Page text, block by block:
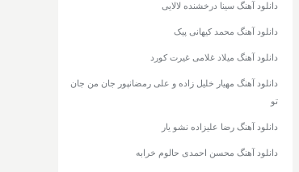
دانلود آهنگ سینا درخشنده لالایی
دانلود آهنگ محمد کیهانی پیک
دانلود آهنگ میلاد غلامی غیرت کورد
دانلود آهنگ مهیار خلیل زاده و علی رمضانپور جان من جان
تو
دانلود آهنگ رضا علیزاده نشو یار
دانلود آهنگ محسن احمدی حالوم خرابه